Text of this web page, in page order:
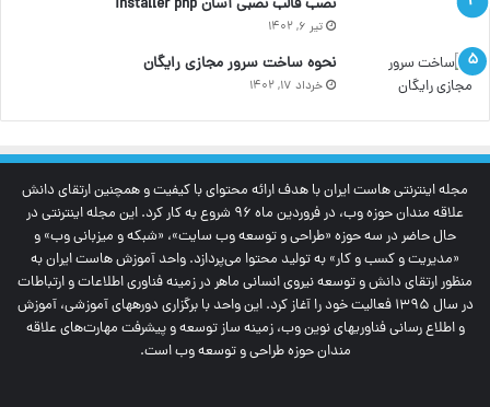
تیر ۶, ۱۴۰۲
نحوه ساخت سرور مجازی رایگان
خرداد ۱۷, ۱۴۰۲
مجله اینترنتی‌ هاست ایران با هدف ارائه محتوای با کیفیت و همچنین ارتقای دانش
علاقه مندان حوزه وب، در فروردین ماه 96 شروع به کار کرد. این مجله اینترنتی در
حال حاضر در سه حوزه «طراحی و توسعه وب سایت»، «شبکه و میزبانی وب» و
«مدیریت و کسب و کار» به تولید محتوا می‌پردازد. واحد آموزش هاست ایران به
منظور ارتقای دانش و توسعه نیروی انسانی ماهر در زمینه فناوری اطلاعات و ارتباطات
در سال 1395 فعالیت خود را آغاز کرد. این واحد با برگزاری دوره‎های آموزشی، آموزش
و اطلاع رسانی فناوری‎های نوین وب، زمینه ساز توسعه و پیشرفت مهارت‌های علاقه
مندان حوزه طراحی و توسعه وب است.